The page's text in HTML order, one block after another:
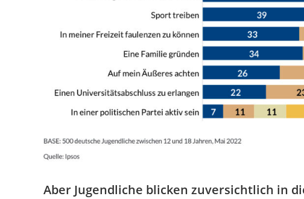
Aber Jugendliche blicken zuversichtlich in